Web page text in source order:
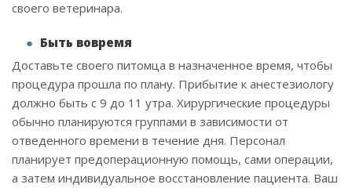
своего ветеринара.
Быть вовремя
Доставьте своего питомца в назначенное время, чтобы
процедура прошла по плану. Прибытие к анестезиологу
должно быть с 9 до 11 утра. Хирургические процедуры
обычно планируются группами в зависимости от
отведенного времени в течение дня. Персонал
планирует предоперационную помощь, сами операции,
а затем индивидуальное восстановление пациента. Ваш